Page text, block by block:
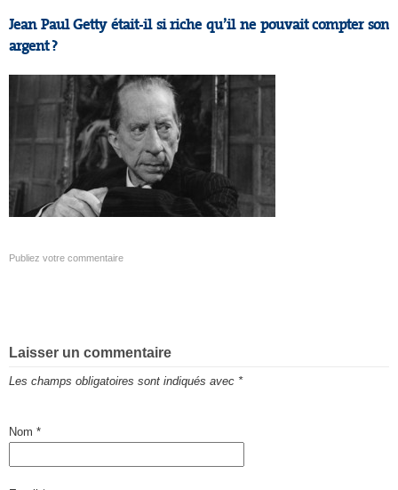
Jean Paul Getty était-il si riche qu’il ne pouvait compter son
argent ?
Publiez votre commentaire
Laisser un commentaire
Les champs obligatoires sont indiqués avec *
Nom *